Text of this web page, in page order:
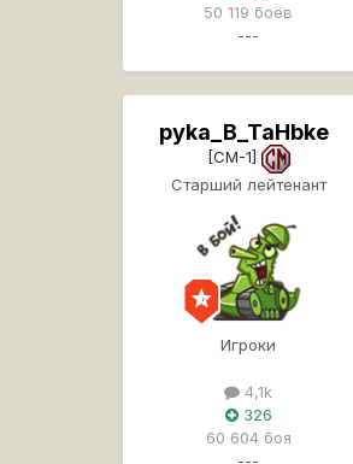
50 119 боёв
---
pyka_B_TaHbke
[CM-1]
Старший лейтенант
Игроки
4,1k
326
60 604 боя
---